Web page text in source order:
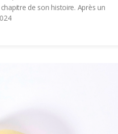
de son histoire. Après un